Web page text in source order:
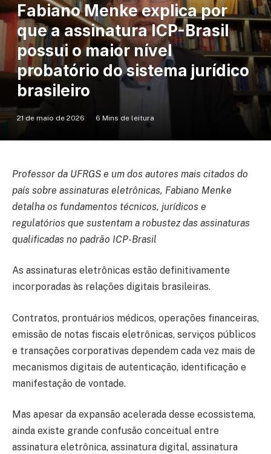
Fabiano Menke explica por
que a assinatura ICP-Brasil
possui o maior nível
probatório do sistema jurídico
brasileiro
21 de maio de 2026 6 Mins de leitura
Professor da UFRGS e um dos autores mais citados do
país sobre assinaturas eletrônicas, Fabiano Menke
detalha os fundamentos técnicos, jurídicos e
regulatórios que sustentam a robustez das assinaturas
qualificadas no padrão ICP-Brasil
As assinaturas eletrônicas estão definitivamente
incorporadas às relações digitais brasileiras.
Contratos, prontuários médicos, operações financeiras,
emissão de notas fiscais eletrônicas, serviços públicos
e transações corporativas dependem cada vez mais de
mecanismos digitais de autenticação, identificação e
manifestação de vontade.
Mas apesar da expansão acelerada desse ecossistema,
ainda existe grande confusão conceitual entre
assinatura eletrônica, assinatura digital, assinatura